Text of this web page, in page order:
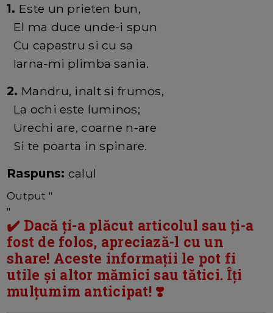
1. Este un prieten bun,
El ma duce unde-i spun
Cu capastru si cu sa
Iarna-mi plimba sania.
2. Mandru, inalt si frumos,
La ochi este luminos;
Urechi are, coarne n-are
Si te poarta in spinare.
Raspuns: calul
Output "
"
✔️ Dacă ți-a plăcut articolul sau ți-a
fost de folos, apreciază-l cu un
share! Aceste informații le pot fi
utile și altor mămici sau tătici. Îți
mulțumim anticipat! ❣️